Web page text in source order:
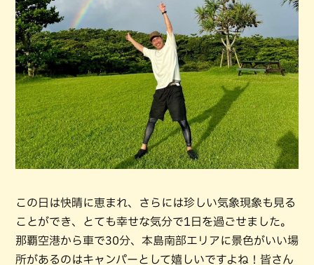
この日は快晴に恵まれ、さらには珍しい気象現象も見る
ことができ、とても幸せな気分で1日を過ごせました。
那覇空港から車で30分、本島南部エリアに景色がいい場
所があるのはキャンパーとして嬉しいですよね！皆さん